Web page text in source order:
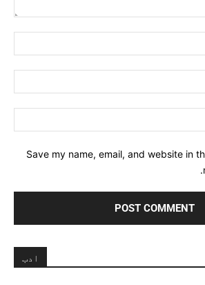
Save my name, email, and website in
ادب